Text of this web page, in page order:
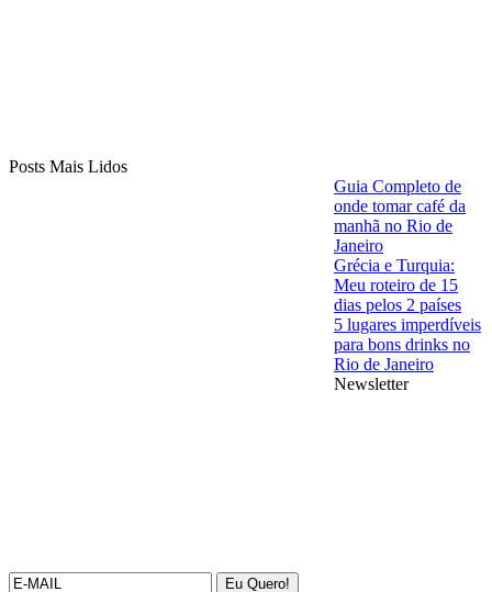
Posts Mais Lidos
Guia Completo de
onde tomar café da
manhã no Rio de
Janeiro
Grécia e Turquia:
Meu roteiro de 15
dias pelos 2 países
5 lugares imperdíveis
para bons drinks no
Rio de Janeiro
Newsletter